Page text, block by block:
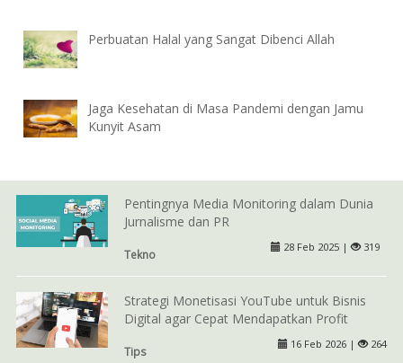
Perbuatan Halal yang Sangat Dibenci Allah
Jaga Kesehatan di Masa Pandemi dengan Jamu
Kunyit Asam
Pentingnya Media Monitoring dalam Dunia
Jurnalisme dan PR
Tekno
28 Feb 2025 | 319
Strategi Monetisasi YouTube untuk Bisnis
Digital agar Cepat Mendapatkan Profit
Tips
16 Feb 2026 | 264